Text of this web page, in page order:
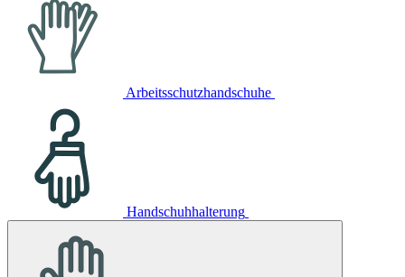
Arbeitsschutzhandschuhe
Handschuhhalterung